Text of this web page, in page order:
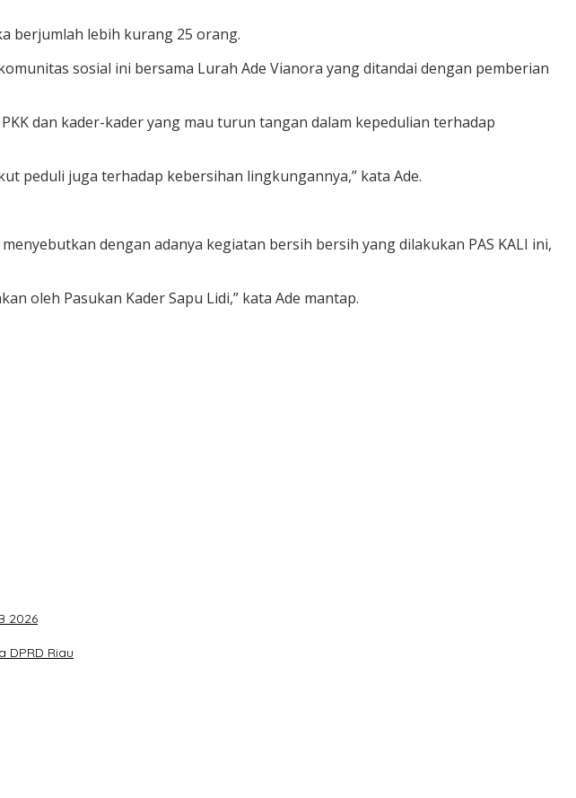
berjumlah lebih kurang 25 orang.
sosial ini bersama Lurah Ade Vianora yang ditandai dengan pemberian
dan kader-kader yang mau turun tangan dalam kepedulian terhadap
peduli juga terhadap kebersihan lingkungannya,” kata Ade.
dengan adanya kegiatan bersih bersih yang dilakukan PAS KALI ini,
oleh Pasukan Kader Sapu Lidi,” kata Ade mantap.
2026
DPRD Riau